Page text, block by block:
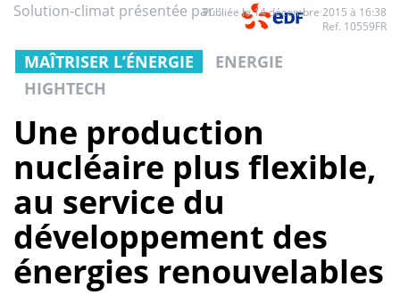
Solution-climat présentée par :Publiée le 14 décembre 2015 à 16:38
Ref. 10559FR
MAÎTRISER L’ÉNERGIE
ENERGIE
HIGHTECH
Une production
nucléaire plus flexible,
au service du
développement des
énergies renouvelables